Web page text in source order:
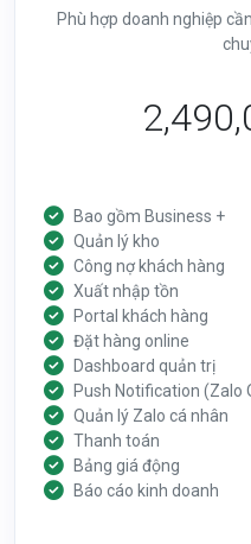
Phù hợp doanh nghiệp
Bao gồm Business +
Quản lý kho
Công nợ khách hàng
Xuất nhập tồn
Portal khách hàng
Đặt hàng online
Dashboard quản trị
Push Notification (Zalo
Quản lý Zalo cá nhân
Thanh toán
Bảng giá động
Báo cáo kinh doanh